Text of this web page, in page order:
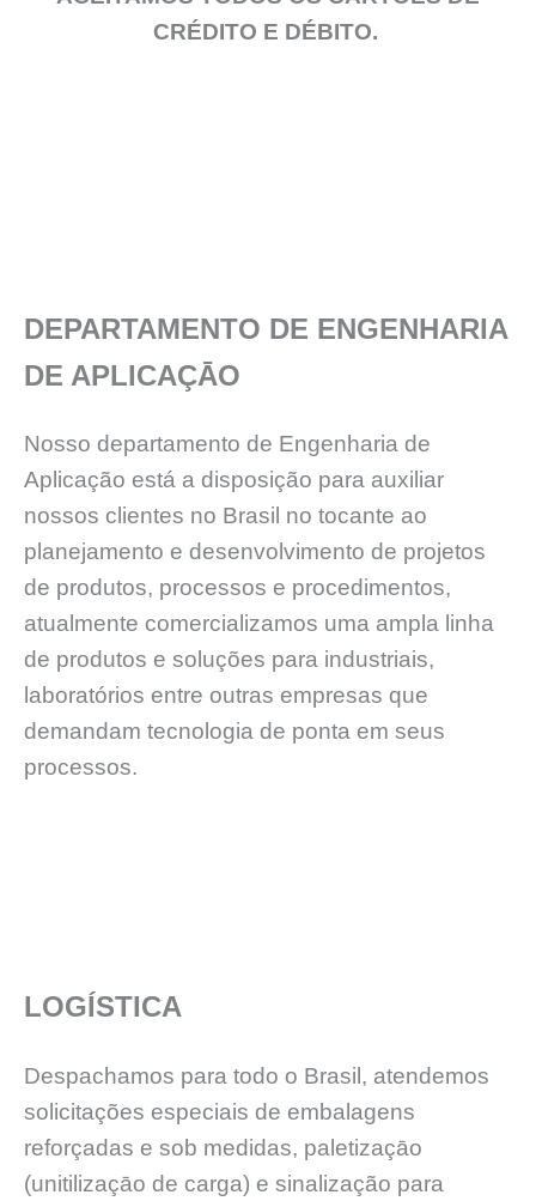
CRÉDITO E DÉBITO.
DEPARTAMENTO DE ENGENHARIA
DE APLICAÇĀO
Nosso departamento de Engenharia de
Aplicação está a disposição para auxiliar
nossos clientes no Brasil no tocante ao
planejamento e desenvolvimento de projetos
de produtos, processos e procedimentos,
atualmente comercializamos uma ampla linha
de produtos e soluções para industriais,
laboratórios entre outras empresas que
demandam tecnologia de ponta em seus
processos.
LOGÍSTICA
Despachamos para todo o Brasil, atendemos
solicitações especiais de embalagens
reforçadas e sob medidas, paletizaçāo
(unitilizaçāo de carga) e sinalização para